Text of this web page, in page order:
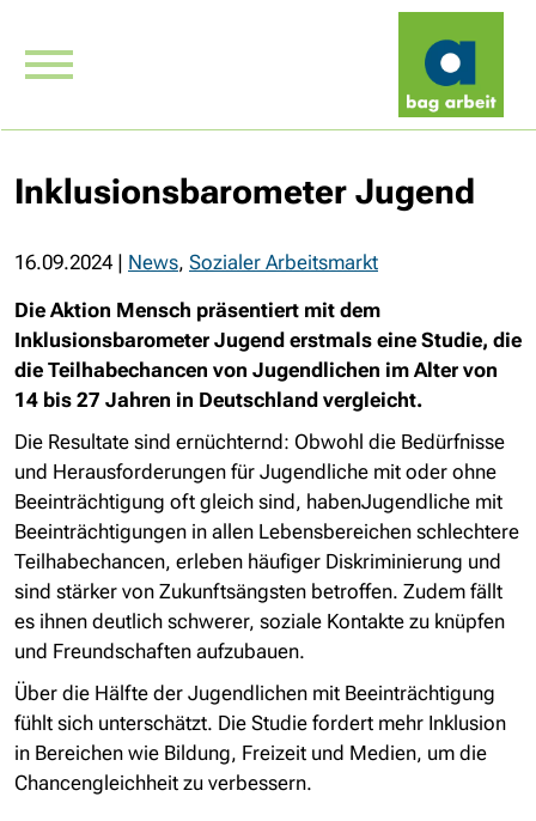
Inklusionsbarometer Jugend
16.09.2024 | News, Sozialer Arbeitsmarkt
Die Aktion Mensch präsentiert mit dem
Inklusionsbarometer Jugend erstmals eine Studie, die
die Teilhabechancen von Jugendlichen im Alter von
14 bis 27 Jahren in Deutschland vergleicht.
Die Resultate sind ernüchternd: Obwohl die Bedürfnisse
und Herausforderungen für Jugendliche mit oder ohne
Beeinträchtigung oft gleich sind, habenJugendliche mit
Beeinträchtigungen in allen Lebensbereichen schlechtere
Teilhabechancen, erleben häufiger Diskriminierung und
sind stärker von Zukunftsängsten betroffen. Zudem fällt
es ihnen deutlich schwerer, soziale Kontakte zu knüpfen
und Freundschaften aufzubauen.
Über die Hälfte der Jugendlichen mit Beeinträchtigung
fühlt sich unterschätzt. Die Studie fordert mehr Inklusion
in Bereichen wie Bildung, Freizeit und Medien, um die
Chancengleichheit zu verbessern.